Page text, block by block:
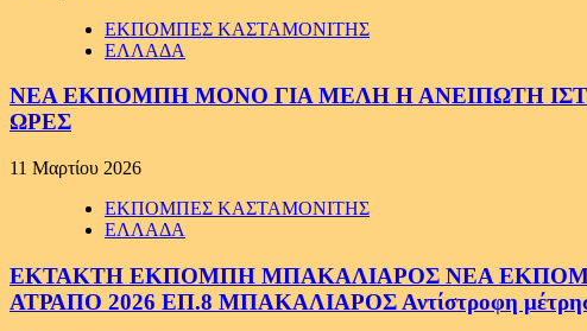
ΕΚΠΟΜΠΕΣ ΚΑΣΤΑΜΟΝΙΤΗΣ
ΕΛΛΑΔΑ
ΝΕΑ ΕΚΠΟΜΠΗ ΜΟΝΟ ΓΙΑ ΜΕΛΗ Η ΑΝΕΙΠΩΤΗ
ΩΡΕΣ
11 Μαρτίου 2026
ΕΚΠΟΜΠΕΣ ΚΑΣΤΑΜΟΝΙΤΗΣ
ΕΛΛΑΔΑ
ΕΚΤΑΚΤΗ ΕΚΠΟΜΠΗ ΜΠΑΚΑΛΙΑΡΟΣ ΝΕΑ
ΑΤΡΑΠΟ 2026 ΕΠ.8 ΜΠΑΚΑΛΙΑΡΟΣ Αντίστροφη